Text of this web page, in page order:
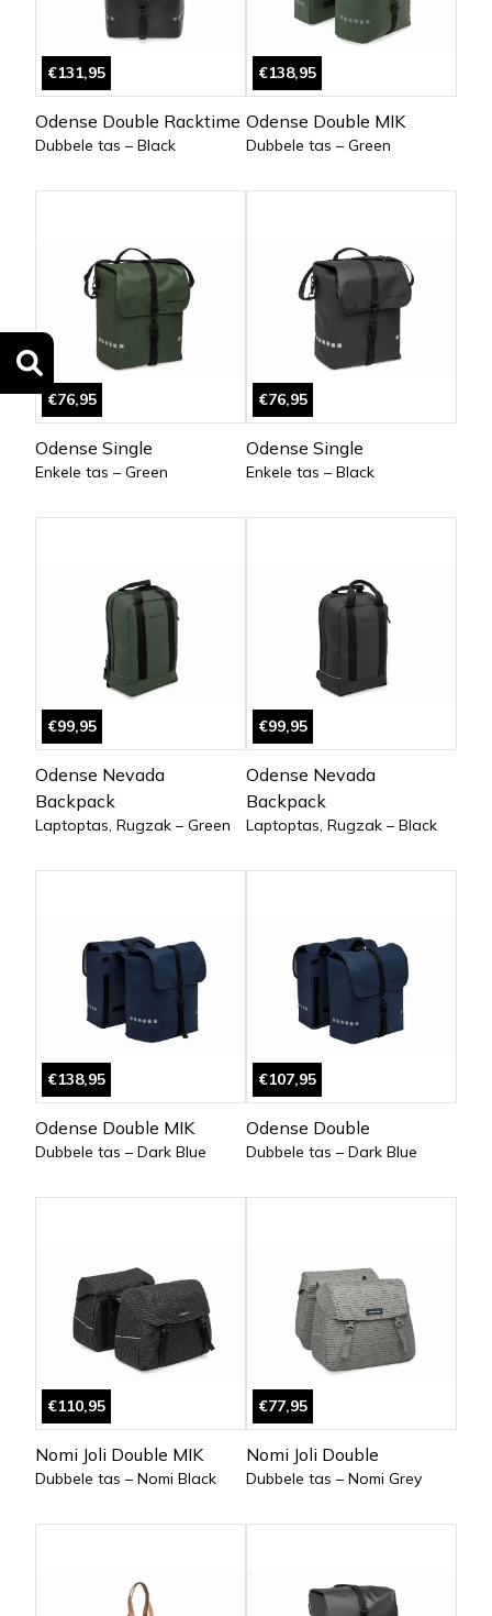
€131,95
Odense Double Racktime
Dubbele tas – Black
€138,95
Odense Double MIK
Dubbele tas – Green
€76,95
Odense Single
Enkele tas – Green
€76,95
Odense Single
Enkele tas – Black
€99,95
Odense Nevada
Backpack
Laptoptas, Rugzak – Green
€99,95
Odense Nevada
Backpack
Laptoptas, Rugzak – Black
€138,95
Odense Double MIK
Dubbele tas – Dark Blue
€107,95
Odense Double
Dubbele tas – Dark Blue
€110,95
Nomi Joli Double MIK
Dubbele tas – Nomi Black
€77,95
Nomi Joli Double
Dubbele tas – Nomi Grey